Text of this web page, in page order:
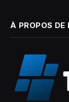
À PROPOS DE